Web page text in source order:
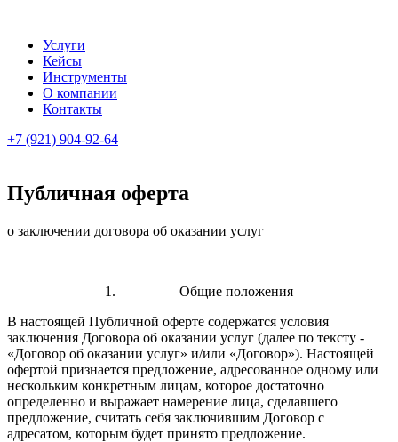
Услуги
Кейсы
Инструменты
О компании
Контакты
+7 (921) 904-92-64
Публичная оферта
о заключении договора об оказании услуг
1. Общие положения
В настоящей Публичной оферте содержатся условия
заключения Договора об оказании услуг (далее по тексту -
«Договор об оказании услуг» и/или «Договор»). Настоящей
офертой признается предложение, адресованное одному или
нескольким конкретным лицам, которое достаточно
определенно и выражает намерение лица, сделавшего
предложение, считать себя заключившим Договор с
адресатом, которым будет принято предложение.